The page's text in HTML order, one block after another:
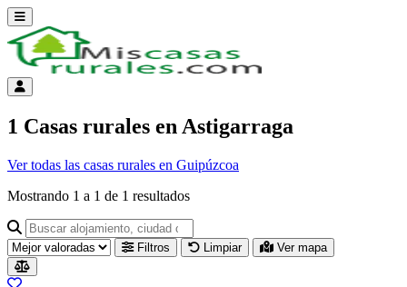
Abrir menú
Menú de cuenta
1 Casas rurales en Astigarraga
Ver todas las casas rurales en Guipúzcoa
Mostrando 1 a 1 de 1 resultados
Buscar alojamiento, ciudad o provincia para ir a su página
Filtros Limpiar Ver mapa
Resultados del listado